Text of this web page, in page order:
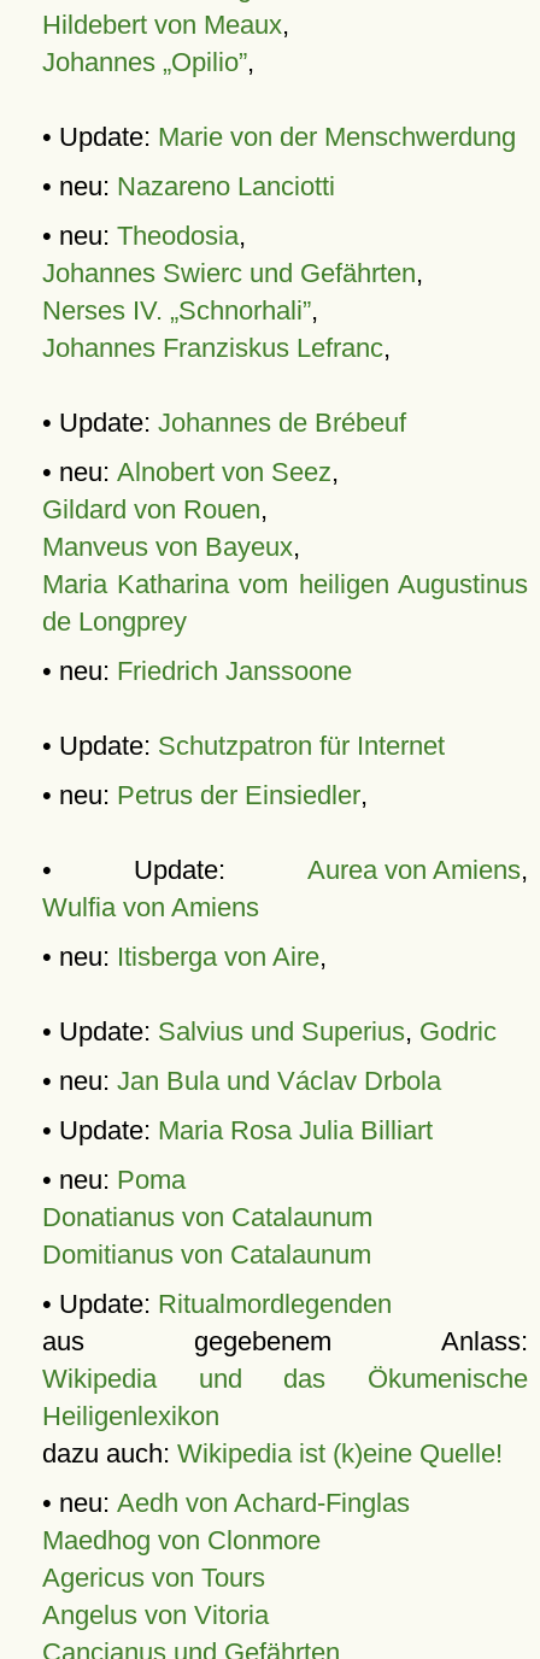
Hildebert von Meaux,
Johannes „Opilio”,
• Update: Marie von der Menschwerdung
• neu: Nazareno Lanciotti
• neu: Theodosia,
Johannes Swierc und Gefährten,
Nerses IV. „Schnorhali”,
Johannes Franziskus Lefranc,
• Update: Johannes de Brébeuf
• neu: Alnobert von Seez,
Gildard von Rouen,
Manveus von Bayeux,
Maria Katharina vom heiligen Augustinus
de Longprey
• neu: Friedrich Janssoone
• Update: Schutzpatron für Internet
• neu: Petrus der Einsiedler,
• Update: Aurea von Amiens,
Wulfia von Amiens
• neu: Itisberga von Aire,
• Update: Salvius und Superius, Godric
• neu: Jan Bula und Václav Drbola
• Update: Maria Rosa Julia Billiart
• neu: Poma
Donatianus von Catalaunum
Domitianus von Catalaunum
• Update: Ritualmordlegenden
aus gegebenem Anlass:
Wikipedia und das Ökumenische
Heiligenlexikon
dazu auch: Wikipedia ist (k)eine Quelle!
• neu: Aedh von Achard-Finglas
Maedhog von Clonmore
Agericus von Tours
Angelus von Vitoria
Cancianus und Gefährten